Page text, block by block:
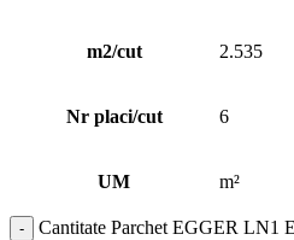
m2/cut 2.535
Nr placi/cut 6
UM m²
Cantitate Parchet EGGER LN1